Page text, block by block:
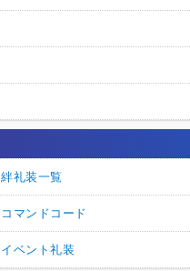
絆礼装一覧
コマンドコード
イベント礼装